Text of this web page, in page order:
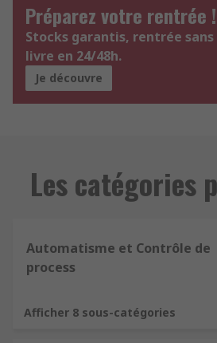
Préparez votre rentrée !
Stocks garantis, rentrée sans
livre en 24/48h.
Je découvre
Les catégories
Automatisme et Contrôle de
process
Afficher 8 sous-catégories